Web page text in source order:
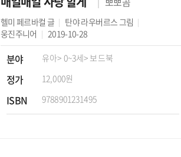
헬미 페르바컬 글 탄야 라우버르스그림
웅진주니어
2019-10-28
분야 유아> 0~3세> 보드북
정가 12,000원
ISBN 9788901231495